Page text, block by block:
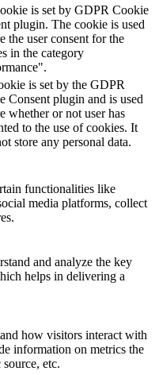
is set by GDPR Cookie
plugin. The cookie is used
the user consent for the
in the category
is set by the GDPR
Consent plugin and is used
whether or not user has
to the use of cookies. It
store any personal data.
functionalities like
media platforms, collect
and analyze the key
helps in delivering a
how visitors interact with
information on metrics the
etc.